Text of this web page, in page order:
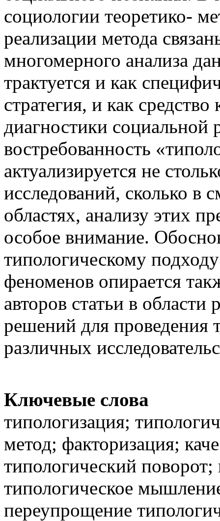
социологии теоретико-
реализации метода
многомерного анализа
трактуется и как
стратегия, и как
диагностики социальной
востребованность
актуализируется не
исследований, сколько в
областях, анализу этих
особое внимание.
типологическому
феноменов опирается
авторов статьи в области
решений для проведения
различных
Ключевые слова
типологизация;
метод; факторизация;
типологический
типологическое
переупрощение